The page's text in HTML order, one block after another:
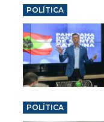
POLÍTICA
POLÍTICA